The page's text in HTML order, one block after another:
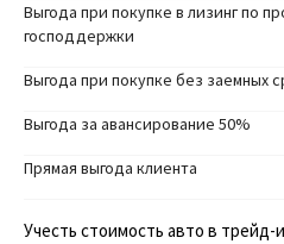
Выгода при покупке в лизинг по
господдержки
Выгода при покупке без заемных
Выгода за авансирование 50%
Прямая выгода клиента
Учесть стоимость авто в трейд-